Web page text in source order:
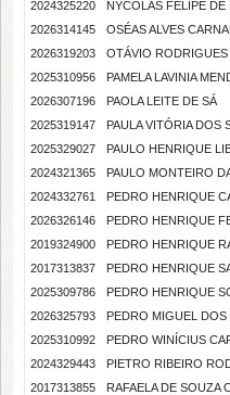
2024325220
NYCOLAS FELIPE
2026314145
OSÉAS ALVES
2026319203
OTÁVIO
2025310956
PAMELA LAVINIA
2026307196
PAOLA LEITE DE SÁ
2025319147
PAULA VITÓRIA DOS
2025329027
PAULO HENRIQUE
2024321365
PAULO MONTEIRO
2024332761
PEDRO HENRIQUE
2026326146
PEDRO HENRIQUE
2019324900
PEDRO HENRIQUE
2017313837
PEDRO HENRIQUE
2025309786
PEDRO HENRIQUE
2026325793
PEDRO MIGUEL
2025310992
PEDRO WINÍCIUS
2024329443
PIETRO RIBEIRO
2017313855
RAFAELA DE SOUZA